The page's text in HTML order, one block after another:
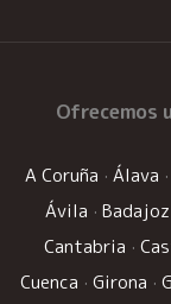
Ofrecemos
A Coruña · Álava ·
Ávila · Badajoz
Cantabria ·
Cuenca · Girona ·